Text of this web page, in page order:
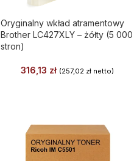
Oryginalny wkład atramentowy
Brother LC427XLY – żółty (5 000
stron)
316,13 zł (257,02 zł netto)